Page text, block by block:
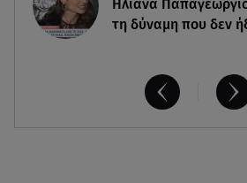
Ηλιάνα
τη δύναμη που δεν